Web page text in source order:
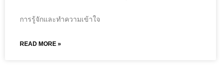
การรู้จักและทำความเข้าใจ
READ MORE »